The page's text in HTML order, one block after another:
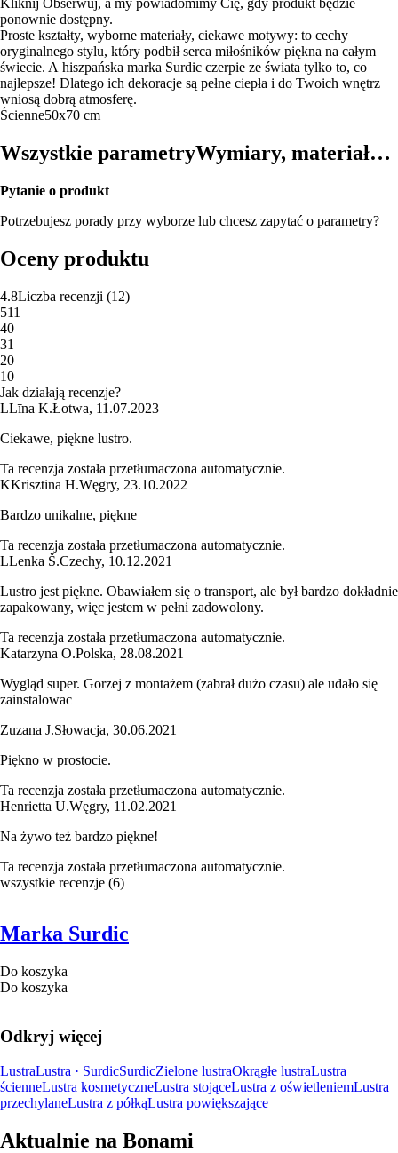
ponownie dostępny.
Proste kształty, wyborne materiały, ciekawe motywy: to cechy
oryginalnego stylu, który podbił serca miłośników piękna na całym
świecie. A hiszpańska marka Surdic czerpie ze świata tylko to, co
najlepsze! Dlatego ich dekoracje są pełne ciepła i do Twoich wnętrz
wniosą dobrą atmosferę.
Ścienne50x70 cm
Wszystkie parametryWymiary, materiał…
Pytanie o produkt
Potrzebujesz porady przy wyborze lub chcesz zapytać o parametry?
Oceny produktu
4.8Liczba recenzji (12)
511
40
31
20
10
Jak działają recenzje?
LLīna K.Łotwa, 11.07.2023
Ciekawe, piękne lustro.
Ta recenzja została przetłumaczona automatycznie.
KKrisztina H.Węgry, 23.10.2022
Bardzo unikalne, piękne
Ta recenzja została przetłumaczona automatycznie.
LLenka Š.Czechy, 10.12.2021
Lustro jest piękne. Obawiałem się o transport, ale był bardzo dokładnie
zapakowany, więc jestem w pełni zadowolony.
Ta recenzja została przetłumaczona automatycznie.
Katarzyna O.Polska, 28.08.2021
Wygląd super. Gorzej z montażem (zabrał dużo czasu) ale udało się
zainstalowac
Zuzana J.Słowacja, 30.06.2021
Piękno w prostocie.
Ta recenzja została przetłumaczona automatycznie.
Henrietta U.Węgry, 11.02.2021
Na żywo też bardzo piękne!
Ta recenzja została przetłumaczona automatycznie.
wszystkie recenzje (6)
Marka Surdic
Do koszyka
Do koszyka
Odkryj więcej
LustraLustra · SurdicSurdicZielone lustraOkrągłe lustraLustra
ścienneLustra kosmetyczneLustra stojąceLustra z oświetleniemLustra
przechylaneLustra z półkąLustra powiększające
Aktualnie na Bonami